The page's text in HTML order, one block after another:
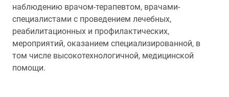
наблюдению врачом-терапевтом, врачами-
специалистами с проведением лечебных,
реабилитационных и профилактических,
мероприятий, оказанием специализированной, в
том числе высокотехнологичной, медицинской
помощи.